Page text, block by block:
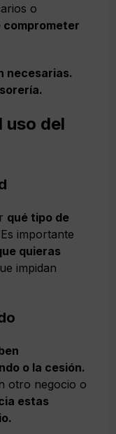
o
comprometer
necesarias.
uso del
qué tipo de
Es importante
quieras
impidan
o la cesión.
otro negocio o
estas